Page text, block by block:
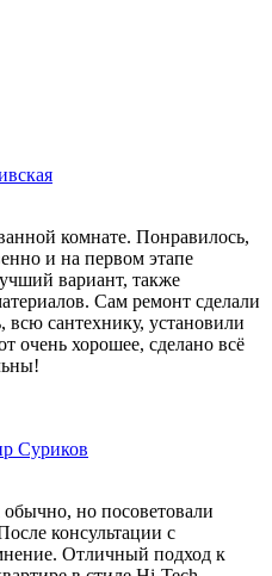
комнате. Понравилось,
и на первом этапе
вариант, также
Сам ремонт сделали
всю сантехнику, установили
очень хорошее, сделано всё
Суриков
но посоветовали
консультации с
Отличный подход к